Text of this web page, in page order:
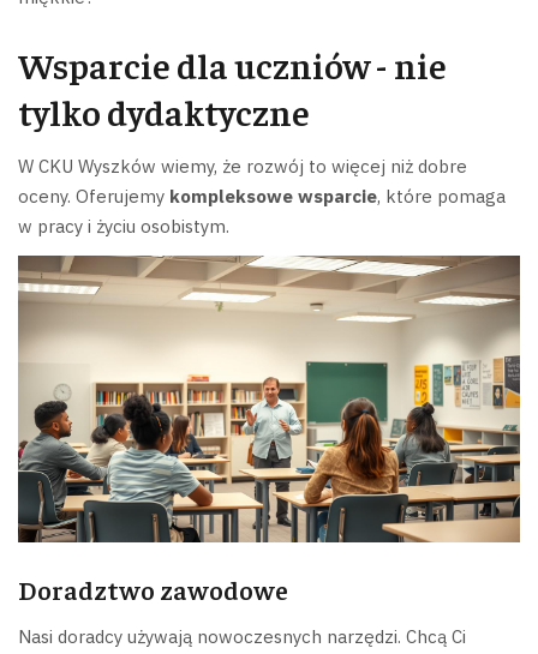
Wsparcie dla uczniów - nie
tylko dydaktyczne
W CKU Wyszków wiemy, że rozwój to więcej niż dobre
oceny. Oferujemy kompleksowe wsparcie, które pomaga
w pracy i życiu osobistym.
Doradztwo zawodowe
Nasi doradcy używają nowoczesnych narzędzi. Chcą Ci